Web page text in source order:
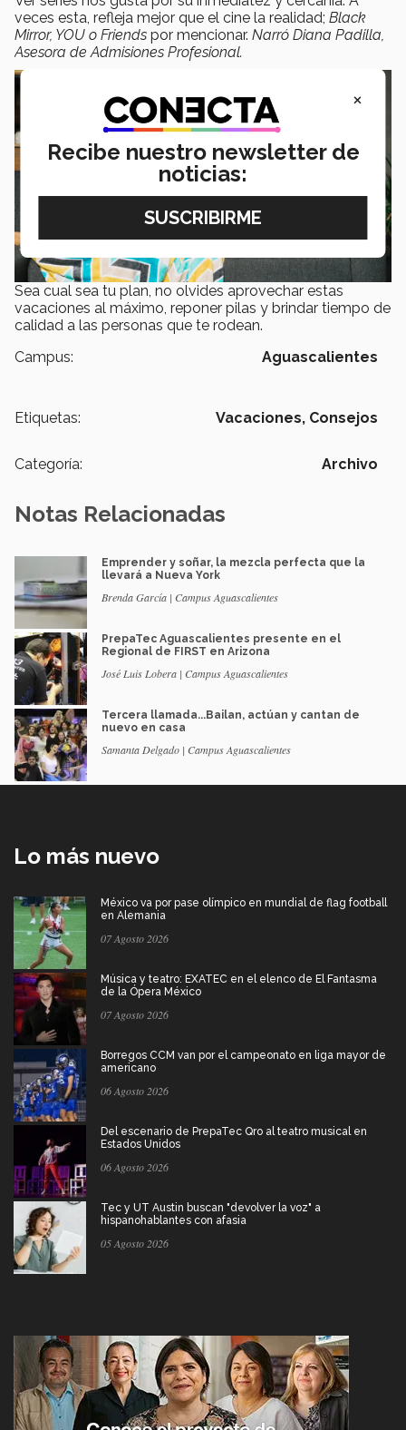
veces esta, refleja mejor que el cine la realidad; Black
Mirror, YOU o Friends por mencionar. Narró Diana Padilla,
Asesora de Admisiones Profesional.
Sea cual sea tu plan, no olvides aprovechar estas
vacaciones al máximo, reponer pilas y brindar tiempo de
calidad a las personas que te rodean.
Campus:
Aguascalientes
Etiquetas: Vacaciones, Consejos
Categoría: Archivo
Notas Relacionadas
Emprender y soñar, la mezcla perfecta que la
llevará a Nueva York
Brenda García | Campus Aguascalientes
PrepaTec Aguascalientes presente en el
Regional de FIRST en Arizona
José Luis Lobera | Campus Aguascalientes
Tercera llamada...Bailan, actúan y cantan de
nuevo en casa
Samanta Delgado | Campus Aguascalientes
Lo más nuevo
México va por pase olímpico en mundial de flag football
en Alemania
07 Agosto 2026
Música y teatro: EXATEC en el elenco de El Fantasma
de la Ópera México
07 Agosto 2026
Borregos CCM van por el campeonato en liga mayor de
americano
06 Agosto 2026
Del escenario de PrepaTec Qro al teatro musical en
Estados Unidos
06 Agosto 2026
Tec y UT Austin buscan "devolver la voz" a
hispanohablantes con afasia
05 Agosto 2026
×
Recibe nuestro newsletter de
noticias: